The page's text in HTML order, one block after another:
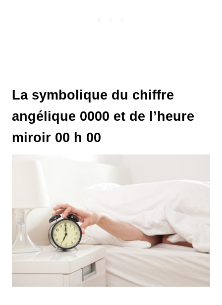
La symbolique du chiffre
angélique 0000 et de l’heure
miroir 00 h 00